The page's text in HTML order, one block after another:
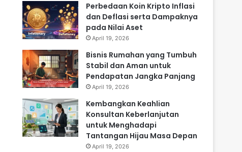
Perbedaan Koin Kripto Inflasi
dan Deflasi serta Dampaknya
pada Nilai Aset
April 19, 2026
Bisnis Rumahan yang Tumbuh
Stabil dan Aman untuk
Pendapatan Jangka Panjang
April 19, 2026
Kembangkan Keahlian
Konsultan Keberlanjutan
untuk Menghadapi
Tantangan Hijau Masa Depan
April 19, 2026